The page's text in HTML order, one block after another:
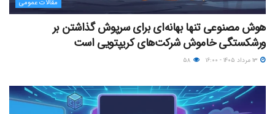
مقالات عمومی
هوش مصنوعی تنها بهانه‌ای برای سرپوش گذاشتن بر
ورشکستگی خاموش شرکت‌های کریپتویی است